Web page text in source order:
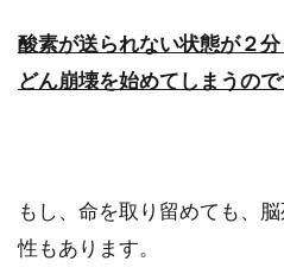
むくみを感じ
と、体重は
酸素が送られない状態が２
どん崩壊を始めてしまうので
もし、命を取り留めても、
性もあります。